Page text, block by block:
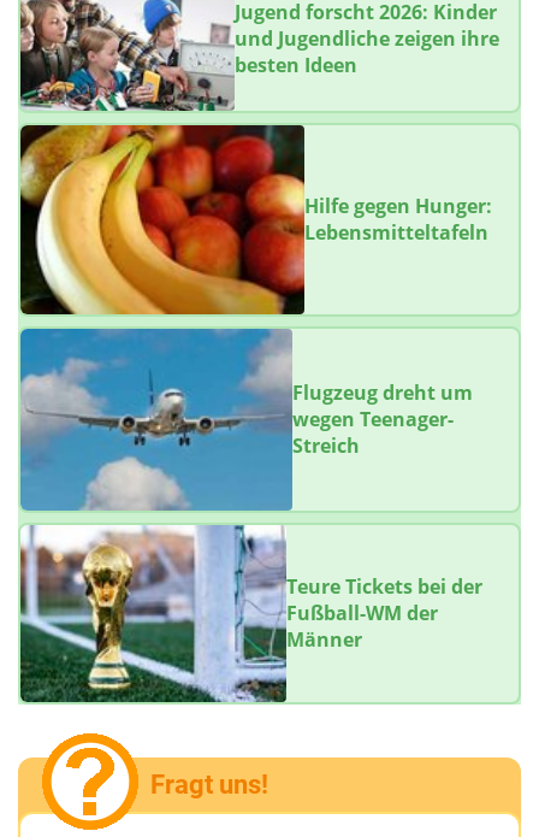
Jugend forscht 2026: Kinder
und Jugendliche zeigen ihre
besten Ideen
Hilfe gegen Hunger:
Lebensmitteltafeln
Flugzeug dreht um
wegen Teenager-
Streich
Teure Tickets bei der
Fußball-WM der
Männer
Fragt uns!